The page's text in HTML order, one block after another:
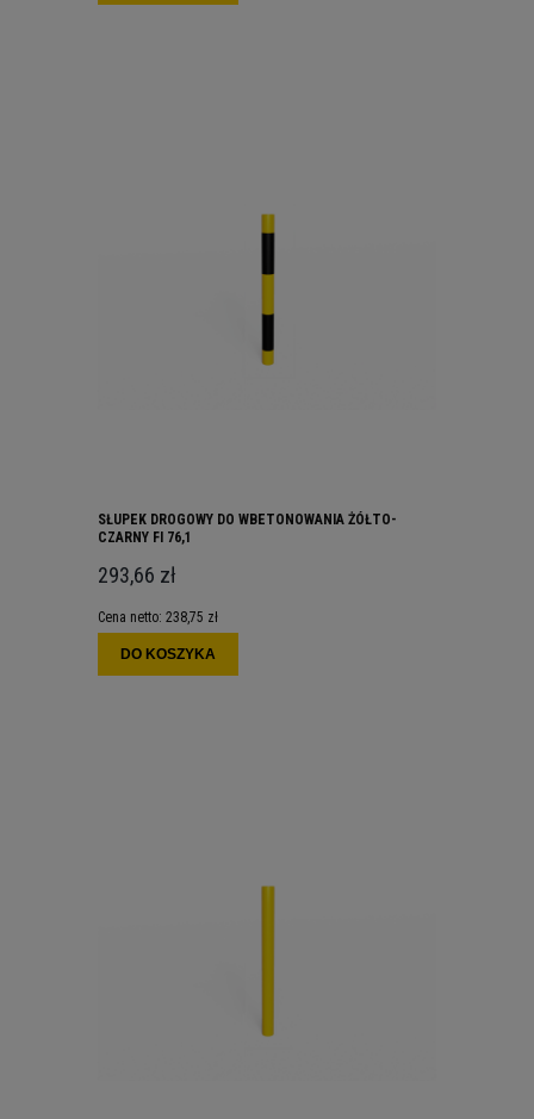
SŁUPEK DROGOWY DO WBETONOWANIA ŻÓŁTO-
CZARNY FI 76,1
293,66 zł
Cena netto: 238,75 zł
DO KOSZYKA